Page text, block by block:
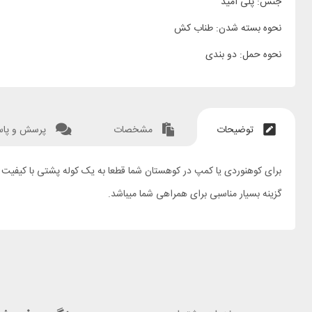
نحوه بسته شدن: طناب کش
نحوه حمل: دو بندی
توضیحات مشخصات پرسش و
گزینه بسیار مناسبی برای همراهی شما میباشد.